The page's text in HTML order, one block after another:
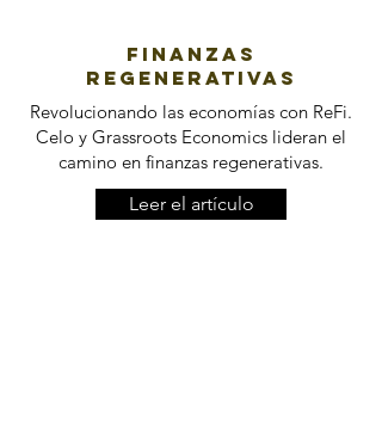
Finanzas
regenerativas
Revolucionando las economías con ReFi.
Celo y Grassroots Economics lideran el
camino en finanzas regenerativas.
Leer el artículo